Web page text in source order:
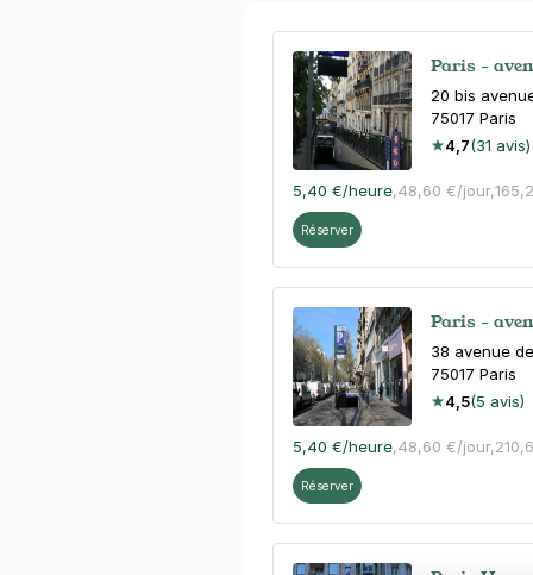
Paris -
20 bis
75017 Paris
4,7(31 avis)
5,40 €/heure,48,60 €/jour,
Réserver
Paris -
38 avenue
75017 Paris
4,5(5 avis)
5,40 €/heure,48,60 €/jour,
Réserver